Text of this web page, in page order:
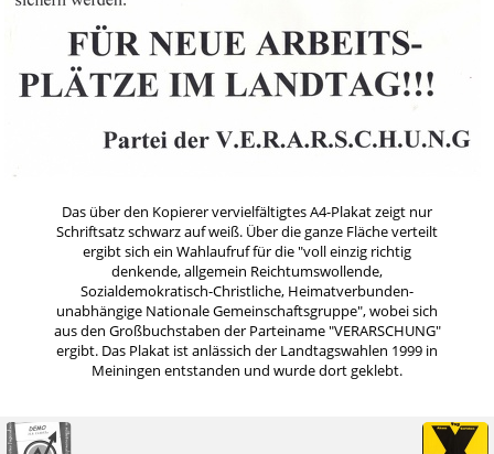
Das über den Kopierer vervielfältigtes A4-Plakat zeigt nur
Schriftsatz schwarz auf weiß. Über die ganze Fläche verteilt
ergibt sich ein Wahlaufruf für die "voll einzig richtig
denkende, allgemein Reichtumswollende,
Sozialdemokratisch-Christliche, Heimatverbunden-
unabhängige Nationale Gemeinschaftsgruppe", wobei sich
aus den Großbuchstaben der Parteiname "VERARSCHUNG"
ergibt. Das Plakat ist anlässich der Landtagswahlen 1999 in
Meiningen entstanden und wurde dort geklebt.